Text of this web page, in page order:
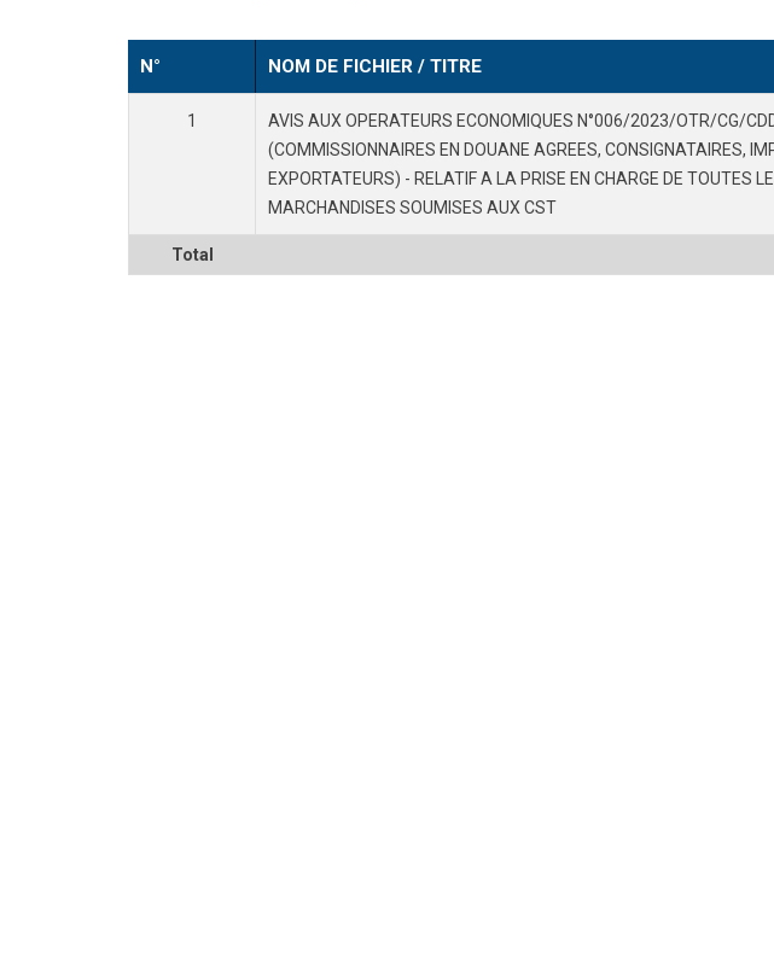
N° NOM DE FICHIER / TITRE
Total
1
AVIS AUX OPERATEURS ECONOMIQUES N°006/2023/OTR/CG/
(COMMISSIONNAIRES EN DOUANE AGREES, CONSIGNATAIRES,
EXPORTATEURS) - RELATIF A LA PRISE EN CHARGE DE TOUTES
MARCHANDISES SOUMISES AUX CST